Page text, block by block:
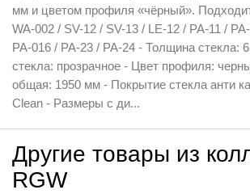
мм и цветом профиля «чёрный».
WA-002 / SV-12 / SV-13 / LE-12 / PA-11 /
PA-016 / PA-23 / PA-24 - Толщина стекла:
стекла: прозрачное - Цвет профиля:
общая: 1950 мм - Покрытие стекла анти
Clean - Размеры с ди...
Другие товары из
RGW